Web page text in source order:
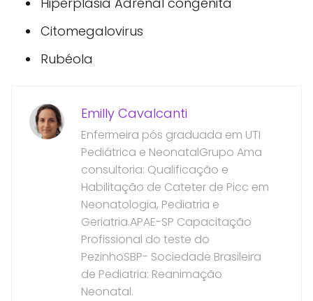
Citomegalovirus
Rubéola
Emilly Cavalcanti
Enfermeira pós graduada em UTI
Pediátrica e NeonatalGrupo Ama
consultoria: Qualificação e
Habilitação de Cateter de Picc em
Neonatologia, Pediatria e
Geriatria.APAE-SP Capacitação
Profissional do teste do
PezinhoSBP- Sociedade Brasileira
de Pediatria: Reanimação
Neonatal.